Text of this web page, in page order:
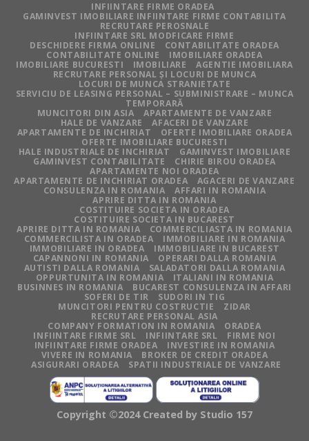
INFIINTARE FIRME ORADEA
GAMINVEST IMOBILIARE INFIINTARE FIRME CONTABILITA
RECRUTARE PEROSNALE
INFIINTARE SRL MODFICARE FIRME
DESCHIDERE FIRMA ONLINE
CONTABILITATE ORADEA
CONTABILITATE ONLINE
IMOBILIARE ORADEA
IMOBILIARE BUCURESTI
IMOBILIARE
AGENTIE IMOBILIARA
RECRUTARE PERSONAL ȘI LOCURI DE MUNCA
LOCURI DE MUNCA STRANIETATE
SERVICIU DE LEASING PERSONAL – SUBMINISTRARE – MUNCA
TEMPORARĂ
MUNCITORI DIN ASIA
APARTAMENTE DE VANZARE
HALE DE VANZARE
AFACERI DE VANZARE
APARTAMENTE DE INCHIRIAT
OFERTE IMOBILIARE ORADEA
OFERTE IMOBILIARE BUCURESTI
HALE INDUSTRIALE DE INCHIRIAT
GAMINVEST IMOBILIARE
GAMINVEST CONTABILITATE
CHIRIE BIROU ORADEA
APARTAMENTE NOI ORADEA
APARTAMENTE DE INCHIRIAT ORADEA
AGACERI DE VANZARE
CONSULENZA IN ROMANIA
AFFARI IN ROMANIA
APRIRE DITTA IN ROMANIA
COSTITUIRE SOCIETA IN ORADEA
COSTITUIRE SOCIETA IN BUCAREST
APRIRE DITTA IN ROMANIA
COMMERCILIASTA IN ROMANIA
COMMERCILISTA IN ORADEA
IMMOBILIARE IN ROMANIA
IMMOBILIARE IN ORADEA
IMMOBILIARE IN BUCAREST
CAPANNONI IN ROMANIA
OPERARI DALLA ROMANIA
AUTISTI DALLA ROMANIA
SALADATORI DALLA ROMANIA
OPPURTUNITA IN ROMANIA
ITALIANI IN ROMANIA
BUSINNES IN ROMANIA
BUCAREST CONSULENZA IN AFFARI
SOFERI DE TIR
SUDORI IN TIG
MUNCITORI PENTRU COSTRUCTIE
ZIDAR
RECRUTARE PERSONAL ASIA
COMPANY FORMATION IN ROMANIA
ORADEA
INFIINTARE FIRME SRL
INFIINTARE SRL
FIRME NOI
INFIINTARE FIRME ORADEA
INVESTIRE IN ROMANIA
VIVERE IN ROMANIA
BROKER DE CREDIT ORADEA
ASIGURARI ORADEA
SPATII INDUSTRIALE DE VANZARE
Copyright ©2024 Created by Studio 157